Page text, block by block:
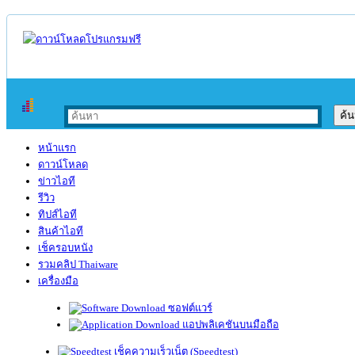
หน้าแรก
ดาวน์โหลด
ข่าวไอที
รีวิว
ทิปส์ไอที
สินค้าไอที
เช็ครอบหนัง
รวมคลิป Thaiware
เครื่องมือ
ซอฟต์แวร์
แอปพลิเคชันบนมือถือ
เช็คความเร็วเน็ต (Speedtest)